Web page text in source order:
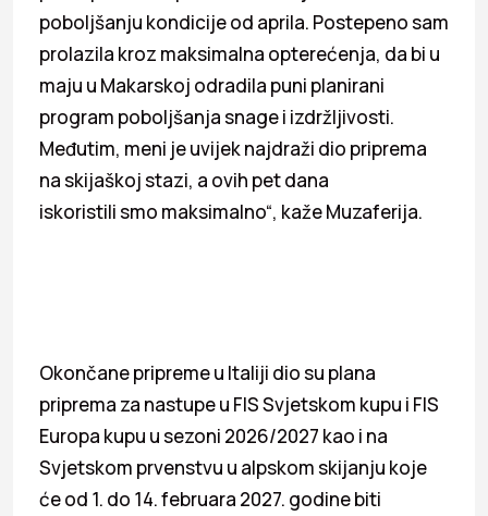
poboljšanju kondicije od aprila. Postepeno sam
prolazila kroz maksimalna opterećenja, da bi u
maju u Makarskoj odradila puni planirani
program poboljšanja snage i izdržljivosti.
Međutim, meni je uvijek najdraži dio priprema
na skijaškoj stazi, a ovih pet dana
iskoristili smo maksimalno“, kaže Muzaferija.
Okončane pripreme u Italiji dio su plana
priprema za nastupe u FIS Svjetskom kupu i FIS
Europa kupu u sezoni 2026/2027 kao i na
Svjetskom prvenstvu u alpskom skijanju koje
će od 1. do 14. februara 2027. godine biti